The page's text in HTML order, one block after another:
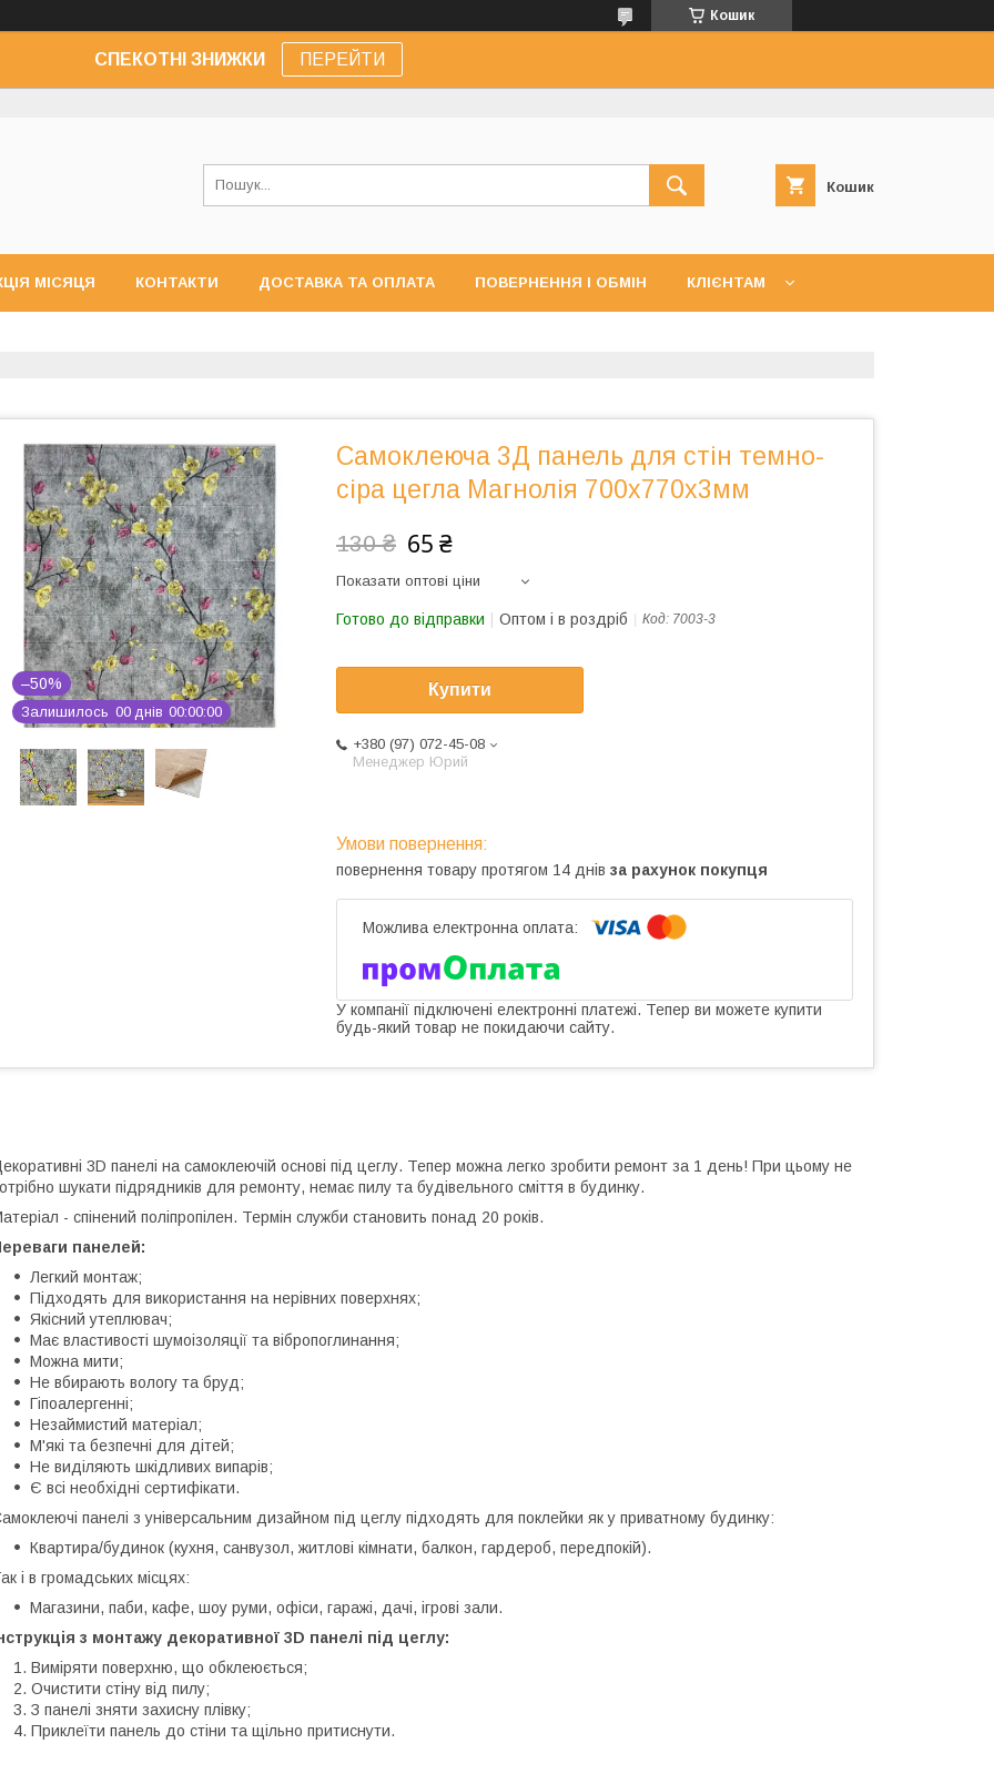
Кошик
СПЕКОТНІ ЗНИЖКИ ПЕРЕЙТИ
Кошик
МІСЯЦЯ КОНТАКТИ ДОСТАВКА ТА ОПЛАТА ПОВЕРНЕННЯ І ОБМІН КЛІЄНТАМ
–50%
Залишилось 00 днів 00 00 00
Самоклеюча 3Д панель для стін темно-
сіра цегла Магнолія 700x770x3мм
130 ₴ 65 ₴
Показати оптові ціни
Готово до відправки Оптом і в роздріб Код: 7003-3
Купити
+380 (97) 072-45-08
Менеджер Юрий
повернення товару протягом 14 днів за рахунок покупця
У компанії підключені електронні платежі. Тепер ви можете купити
будь-який товар не покидаючи сайту.
3D панелі на самоклеючій основі під цеглу. Тепер можна легко зробити ремонт за 1 день! При цьому не
шукати підрядників для ремонту, немає пилу та будівельного сміття в будинку.
- спінений поліпропілен. Термін служби становить понад 20 років.
панелей:
Легкий монтаж;
Підходять для використання на нерівних поверхнях;
Якісний утеплювач;
Має властивості шумоізоляції та вібропоглинання;
Можна мити;
Не вбирають вологу та бруд;
Гіпоалергенні;
Незаймистий матеріал;
М'які та безпечні для дітей;
Не виділяють шкідливих випарів;
Є всі необхідні сертифікати.
панелі з універсальним дизайном під цеглу підходять для поклейки як у приватному будинку:
Квартира/будинок (кухня, санвузол, житлові кімнати, балкон, гардероб, передпокій).
і в громадських місцях:
Магазини, паби, кафе, шоу руми, офіси, гаражі, дачі, ігрові зали.
з монтажу декоративної 3D панелі під цеглу:
Виміряти поверхню, що обклеюється;
Очистити стіну від пилу;
З панелі зняти захисну плівку;
Приклеїти панель до стіни та щільно притиснути.